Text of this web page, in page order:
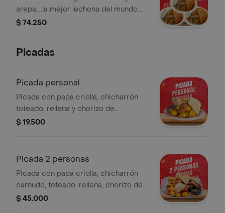
arepa....la mejor lechona del mundo...
$ 74.250
Picadas
Picada personal
Picada con papa criolla, chicharrón
toteado, rellena y chorizo de
cerdo...excelente porción para una
$ 19.500
Picada 2 personas
Picada con papa criolla, chicharrón
carnudo, toteado, rellena, chorizo de
cerdo, costilla de cerdo, longaniza y
$ 45.000